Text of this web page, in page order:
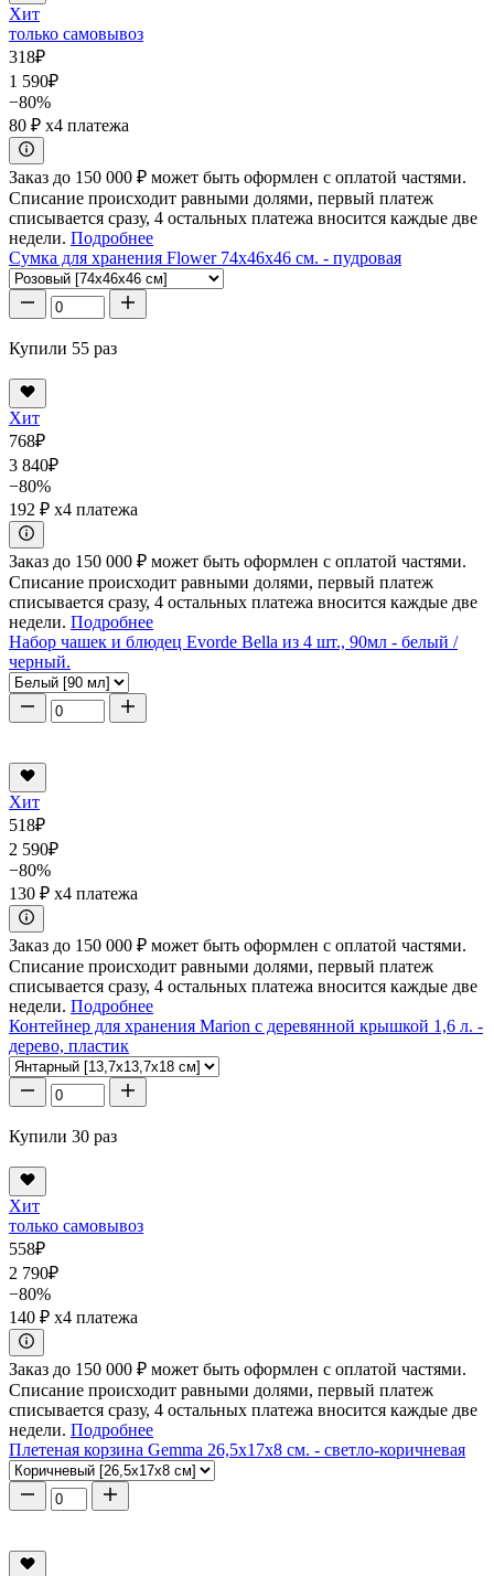
Хит
только самовывоз
318₽
1 590₽
−80%
80 ₽ x4 платежа
Заказ до 150 000 ₽ может быть оформлен с оплатой частями.
Списание происходит равными долями, первый платеж
списывается сразу, 4 остальных платежа вносится каждые две
недели. Подробнее
Сумка для хранения Flower 74x46x46 см. - пудровая
Купили 55 раз
Хит
768₽
3 840₽
−80%
192 ₽ x4 платежа
Заказ до 150 000 ₽ может быть оформлен с оплатой частями.
Списание происходит равными долями, первый платеж
списывается сразу, 4 остальных платежа вносится каждые две
недели. Подробнее
Набор чашек и блюдец Evorde Bella из 4 шт., 90мл - белый /
черный.
Хит
518₽
2 590₽
−80%
130 ₽ x4 платежа
Заказ до 150 000 ₽ может быть оформлен с оплатой частями.
Списание происходит равными долями, первый платеж
списывается сразу, 4 остальных платежа вносится каждые две
недели. Подробнее
Контейнер для хранения Marion с деревянной крышкой 1,6 л. -
дерево, пластик
Купили 30 раз
Хит
только самовывоз
558₽
2 790₽
−80%
140 ₽ x4 платежа
Заказ до 150 000 ₽ может быть оформлен с оплатой частями.
Списание происходит равными долями, первый платеж
списывается сразу, 4 остальных платежа вносится каждые две
недели. Подробнее
Плетеная корзина Gemma 26,5x17x8 см. - светло-коричневая